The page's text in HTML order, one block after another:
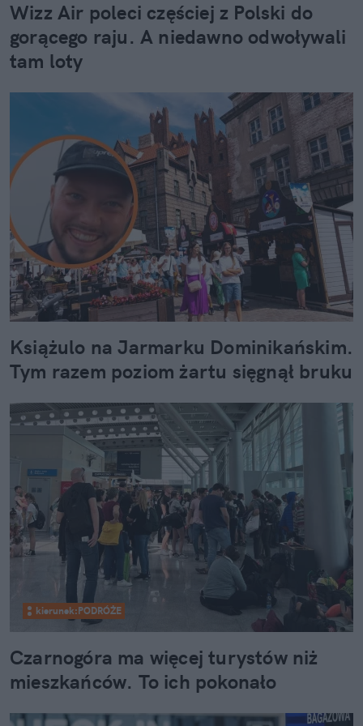
Wizz Air poleci częściej z Polski do
gorącego raju. A niedawno odwoływali
tam loty
Książulo na Jarmarku Dominikańskim.
Tym razem poziom żartu sięgnął bruku
kierunek:PODRÓŻE
Czarnogóra ma więcej turystów niż
mieszkańców. To ich pokonało